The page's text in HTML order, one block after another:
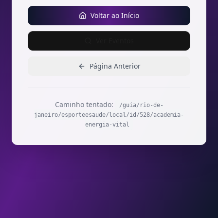
Voltar ao Início
Página Anterior
Caminho tentado:
/guia/rio-de-
janeiro/esporteesaude/local/id/528/academia-
energia-vital